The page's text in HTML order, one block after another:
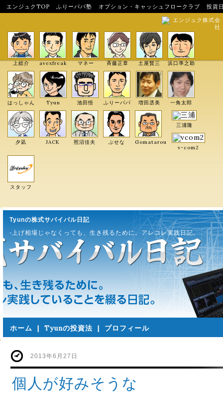
エンジュクTOP ふりーパパ塾 オプション・キャッシュフロークラブ
投資
エンジュク株式会
社
上総介 avexfreak マネー 斉藤正章 土屋賢三 浜口準之助
はっしゃん Tyun 池田悟 ふりーパパ 増田丞美 一角太郎
夕凪 JACK 照沼佳夫 ぶせな Gomatarou
三浦隆
v-com2
スタッフ
Tyunの株式サバイバル日記
-上げ相場じゃなくっても、生き残るために。アレコレ実践日記。
ホーム | Tyunの投資法 | プロフィール
2013年6月27日
個人が好みそうな